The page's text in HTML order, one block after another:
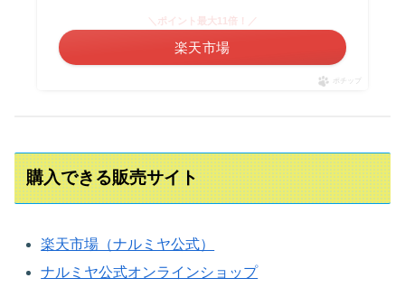
＼ポイント最大11倍！／
楽天市場
ポチップ
購入できる販売サイト
楽天市場（ナルミヤ公式）
ナルミヤ公式オンラインショップ